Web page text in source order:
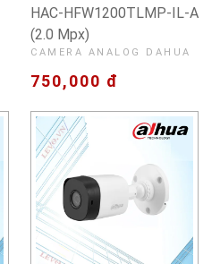
HAC-HFW1200TLMP-IL-A
(2.0 Mpx)
CAMERA ANALOG DAHUA
750,000 đ